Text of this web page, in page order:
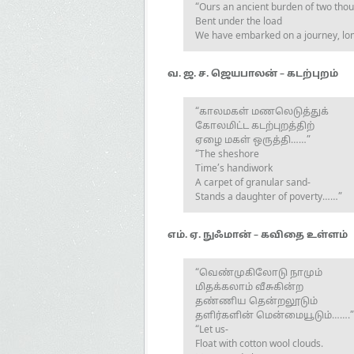
“Ours an ancient burden of two
Bent under the load
We have embarked on a journey,
வ. ஜ. ச. ஜெயபாலன் – கடற்புறம்
“காலமகள் மணலெடுத்துக்
கோலமிட்ட கடற்புறத்திற்
ஏழை மகள் ஒருத்தி……”
“The sheshore
Time’s handiwork
A carpet of granular sand-
Stands a daughter of poverty……”
எம். ஏ. நுஃமான் – கவிதை உள்ளம்
“வெண்முகிலோடு நாமும்
மிதக்கலாம் வீசுகின்ற
தண்ணிய தென்றலூடும்
தளிர்களின் மென்மையூடும்…….”
“Let us-
Float with cotton wool clouds.